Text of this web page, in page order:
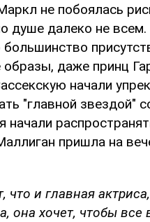
не побоялась
душе далеко не
даже принц
начали
"главной звездой"
пришла на
и главная
она хочет, чтобы